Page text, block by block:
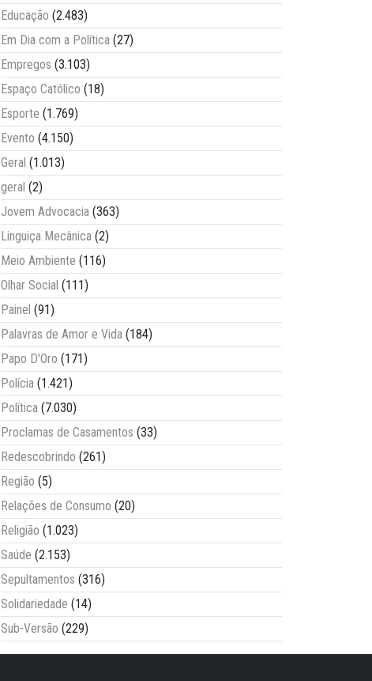
Educação (2.483)
Em Dia com a Política (27)
Empregos (3.103)
Espaço Católico (18)
Esporte (1.769)
Evento (4.150)
Geral (1.013)
geral (2)
Jovem Advocacia (363)
Linguiça Mecânica (2)
Meio Ambiente (116)
Olhar Social (111)
Painel (91)
Palavras de Amor e Vida (184)
Papo D'Oro (171)
Polícia (1.421)
Política (7.030)
Proclamas de Casamentos (33)
Redescobrindo (261)
Região (5)
Relações de Consumo (20)
Religião (1.023)
Saúde (2.153)
Sepultamentos (316)
Solidariedade (14)
Sub-Versão (229)